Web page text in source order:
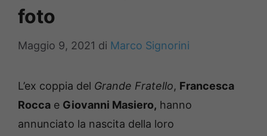
foto
Maggio 9, 2021 di Marco Signorini
L’ex coppia del Grande Fratello, Francesca
Rocca e Giovanni Masiero, hanno
annunciato la nascita della loro